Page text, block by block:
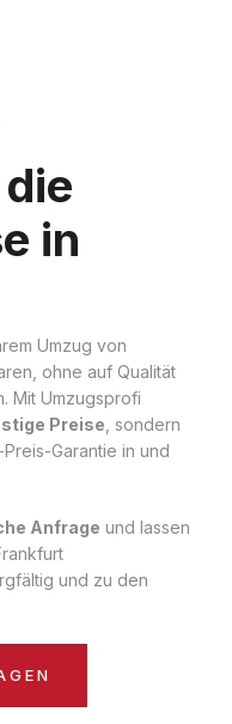
in
Umzug von
ohne auf Qualität
Mit Umzugsprofi
Preise , sondern
Garantie in und
Anfrage und lassen
und zu den